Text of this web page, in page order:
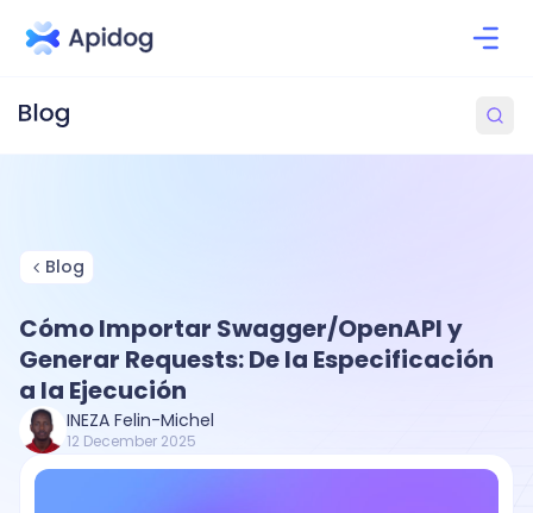
Blog
Cómo Importar Swagger/OpenAPI y
Generar Requests: De la Especificación
a la Ejecución
INEZA Felin-Michel
12 December 2025